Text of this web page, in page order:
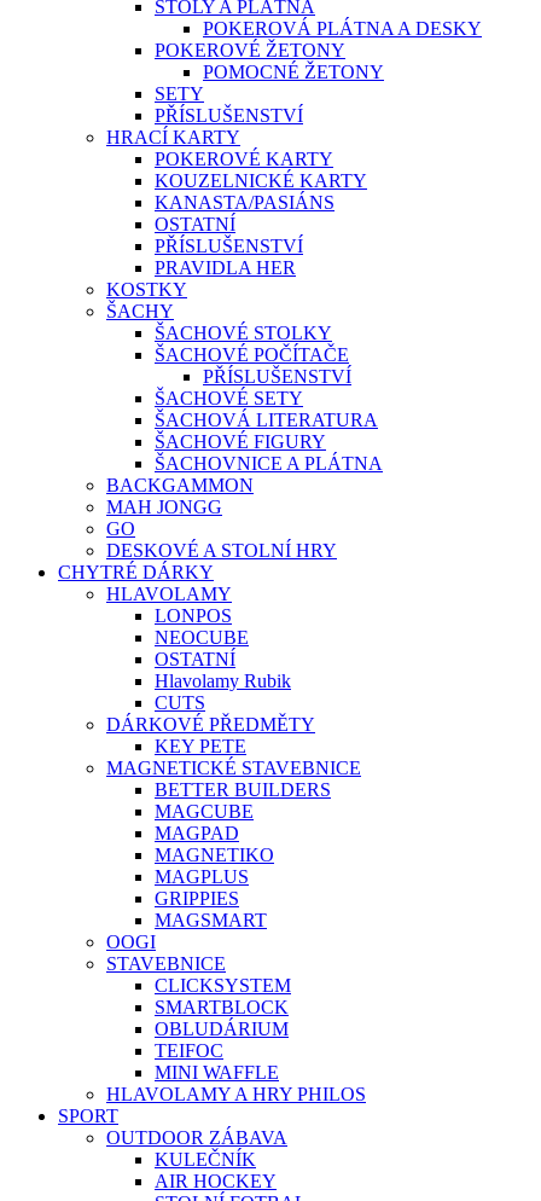
STOLY A PLÁTNA
POKEROVÁ PLÁTNA A DESKY
POKEROVÉ ŽETONY
POMOCNÉ ŽETONY
SETY
PŘÍSLUŠENSTVÍ
HRACÍ KARTY
POKEROVÉ KARTY
KOUZELNICKÉ KARTY
KANASTA/PASIÁNS
OSTATNÍ
PŘÍSLUŠENSTVÍ
PRAVIDLA HER
KOSTKY
ŠACHY
ŠACHOVÉ STOLKY
ŠACHOVÉ POČÍTAČE
PŘÍSLUŠENSTVÍ
ŠACHOVÉ SETY
ŠACHOVÁ LITERATURA
ŠACHOVÉ FIGURY
ŠACHOVNICE A PLÁTNA
BACKGAMMON
MAH JONGG
GO
DESKOVÉ A STOLNÍ HRY
CHYTRÉ DÁRKY
HLAVOLAMY
LONPOS
NEOCUBE
OSTATNÍ
Hlavolamy Rubik
CUTS
DÁRKOVÉ PŘEDMĚTY
KEY PETE
MAGNETICKÉ STAVEBNICE
BETTER BUILDERS
MAGCUBE
MAGPAD
MAGNETIKO
MAGPLUS
GRIPPIES
MAGSMART
OOGI
STAVEBNICE
CLICKSYSTEM
SMARTBLOCK
OBLUDÁRIUM
TEIFOC
MINI WAFFLE
HLAVOLAMY A HRY PHILOS
SPORT
OUTDOOR ZÁBAVA
KULEČNÍK
AIR HOCKEY